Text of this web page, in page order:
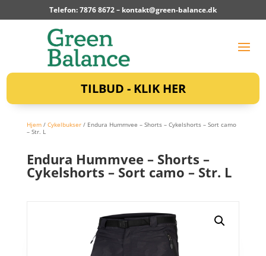
Telefon: 7876 8672 – kontakt@green-balance.dk
TILBUD - KLIK HER
Hjem/ Cykelbukser/ Endura Hummvee – Shorts – Cykelshorts – Sort camo
– Str. L
Endura Hummvee – Shorts –
Cykelshorts – Sort camo – Str. L